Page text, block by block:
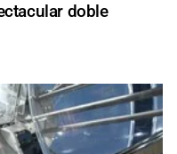
doble